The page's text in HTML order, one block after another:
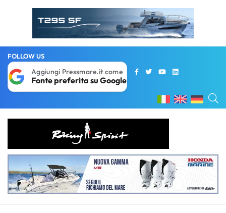
FOLLOW US
Aggiungi Pressmare.it come
Fonte preferita su Google